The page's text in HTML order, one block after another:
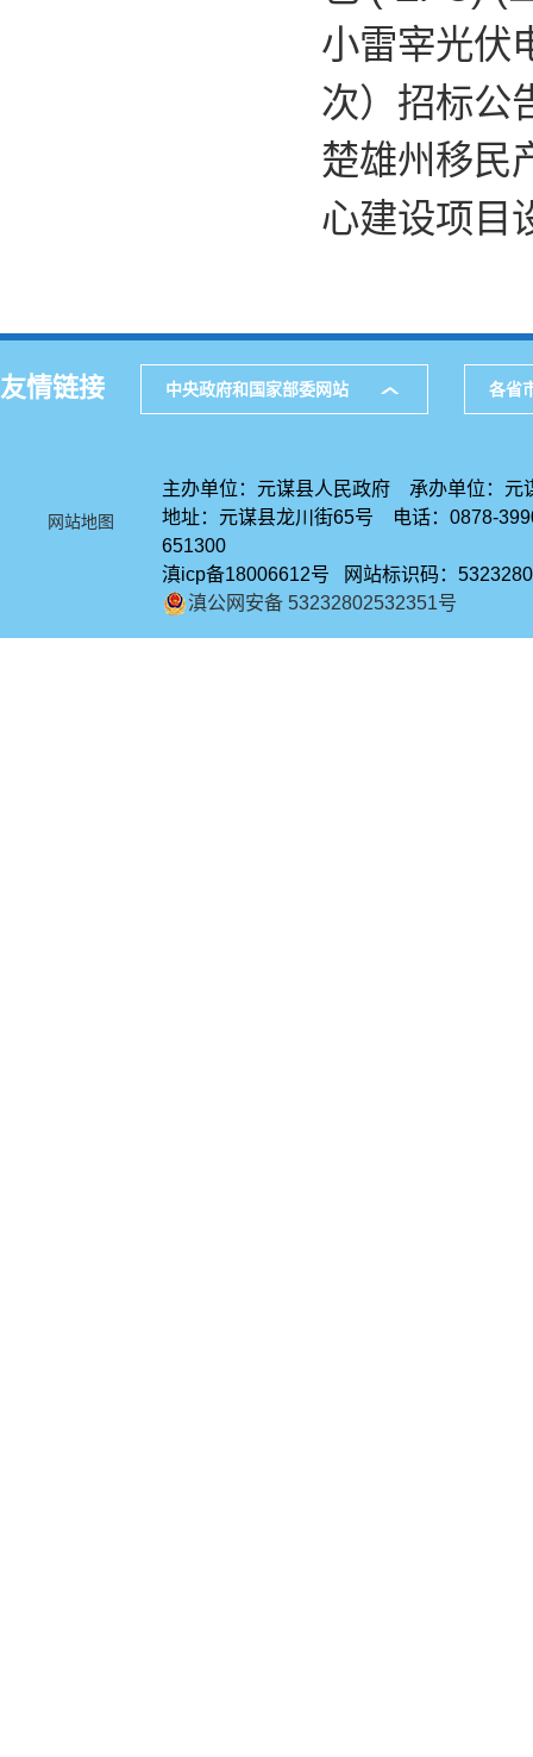
小雷宰光伏
次）招标公
楚雄州移民
心建设项目
友情链接 中央政府和国家部委网站 各省
网站地图
主办单位：元谋县人民政府 承办单位：元
地址：元谋县龙川街65号 电话：0878-
651300
滇icp备18006612号 网站标识码：
滇公网安备 53232802532351号